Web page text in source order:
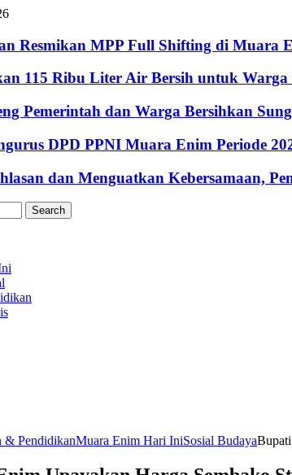
Resmikan MPP Full Shifting di
115 Ribu Liter Air Bersih untuk
Pemerintah dan Warga Bersihkan
DPD PPNI Muara Enim Periode
dan Menguatkan Kebersamaan,
& PendidikanMuara Enim Hari IniSosial Budaya